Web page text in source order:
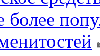
более